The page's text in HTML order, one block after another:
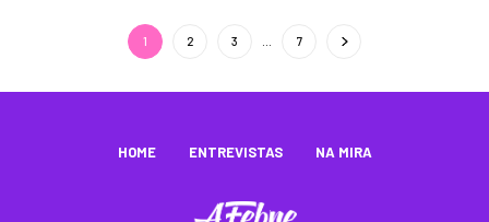
1 2 3 7
HOME ENTREVISTAS NA MIRA